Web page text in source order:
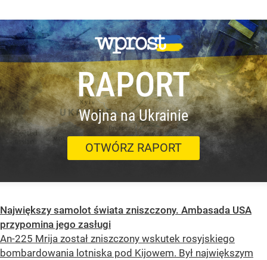
RAPORT
Wojna na Ukrainie
OTWÓRZ RAPORT
Największy samolot świata zniszczony. Ambasada USA
przypomina jego zasługi
An-225 Mrija został zniszczony wskutek rosyjskiego
bombardowania lotniska pod Kijowem. Był największym